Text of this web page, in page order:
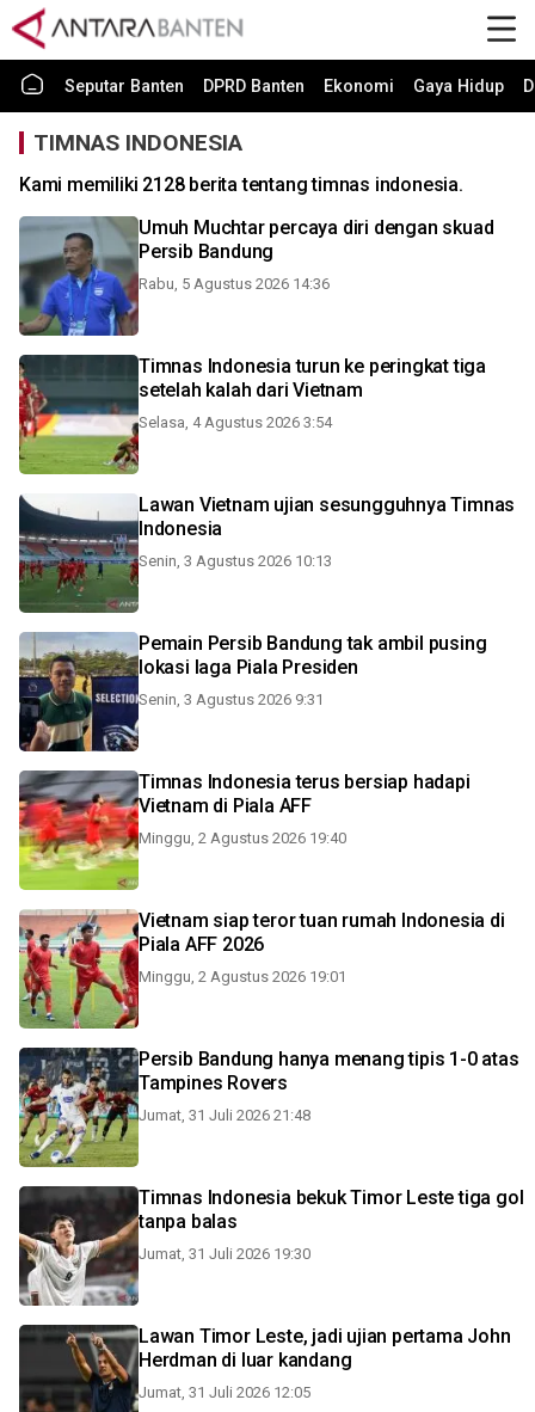
Seputar Banten DPRD Banten Ekonomi Gaya Hidup
TIMNAS INDONESIA
Kami memiliki 2128 berita tentang timnas indonesia.
Umuh Muchtar percaya diri dengan skuad
Persib Bandung
Rabu, 5 Agustus 2026 14:36
Timnas Indonesia turun ke peringkat tiga
setelah kalah dari Vietnam
Selasa, 4 Agustus 2026 3:54
Lawan Vietnam ujian sesungguhnya Timnas
Indonesia
Senin, 3 Agustus 2026 10:13
Pemain Persib Bandung tak ambil pusing
lokasi laga Piala Presiden
Senin, 3 Agustus 2026 9:31
Timnas Indonesia terus bersiap hadapi
Vietnam di Piala AFF
Minggu, 2 Agustus 2026 19:40
Vietnam siap teror tuan rumah Indonesia di
Piala AFF 2026
Minggu, 2 Agustus 2026 19:01
Persib Bandung hanya menang tipis 1-0 atas
Tampines Rovers
Jumat, 31 Juli 2026 21:48
Timnas Indonesia bekuk Timor Leste tiga gol
tanpa balas
Jumat, 31 Juli 2026 19:30
Lawan Timor Leste, jadi ujian pertama John
Herdman di luar kandang
Jumat, 31 Juli 2026 12:05